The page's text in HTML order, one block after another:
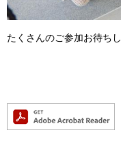
たくさんのご参加お待ち